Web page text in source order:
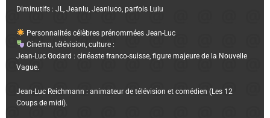
Diminutifs : JL, Jeanlu, Jeanluco, parfois Lulu
Personnalités célèbres prénommées Jean-Luc
Cinéma, télévision, culture :
Jean-Luc Godard : cinéaste franco-suisse, figure majeure de la Nouvelle
Vague.
Jean-Luc Reichmann : animateur de télévision et comédien (Les 12
Coups de midi).